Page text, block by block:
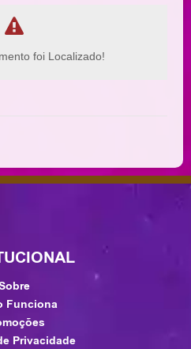
foi Localizado!
Funciona
Privacidade